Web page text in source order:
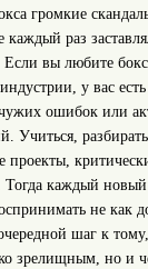
громкие
каждый раз
Если вы любите
у вас
ошибок или
Учиться,
проекты,
Тогда каждый
не как
шаг к
зрелищным, но и